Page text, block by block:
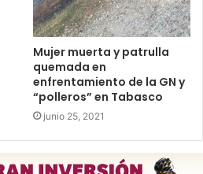
Mujer muerta y patrulla
quemada en
enfrentamiento de la GN y
“polleros” en Tabasco
junio 25, 2021